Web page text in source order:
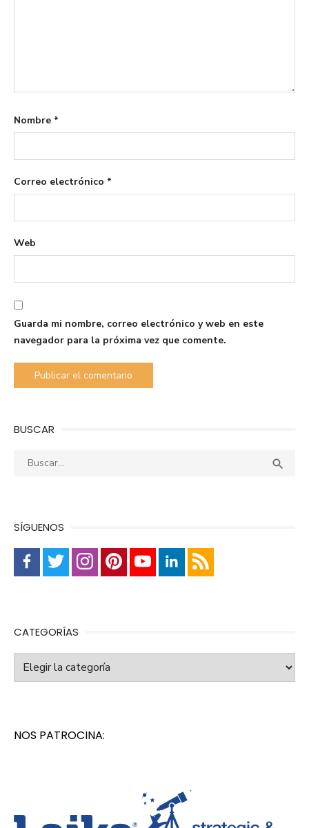
Nombre *
Correo electrónico *
Web
Guarda mi nombre, correo electrónico y web en este
navegador para la próxima vez que comente.
BUSCAR
Buscar: 
SÍGUENOS
CATEGORÍAS
Categorías
NOS PATROCINA: